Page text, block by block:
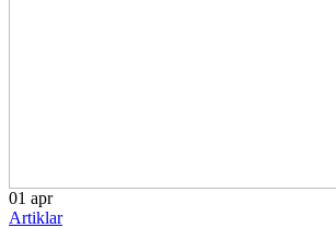
01 apr
Artiklar